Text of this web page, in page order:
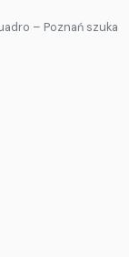
– Poznań szuka